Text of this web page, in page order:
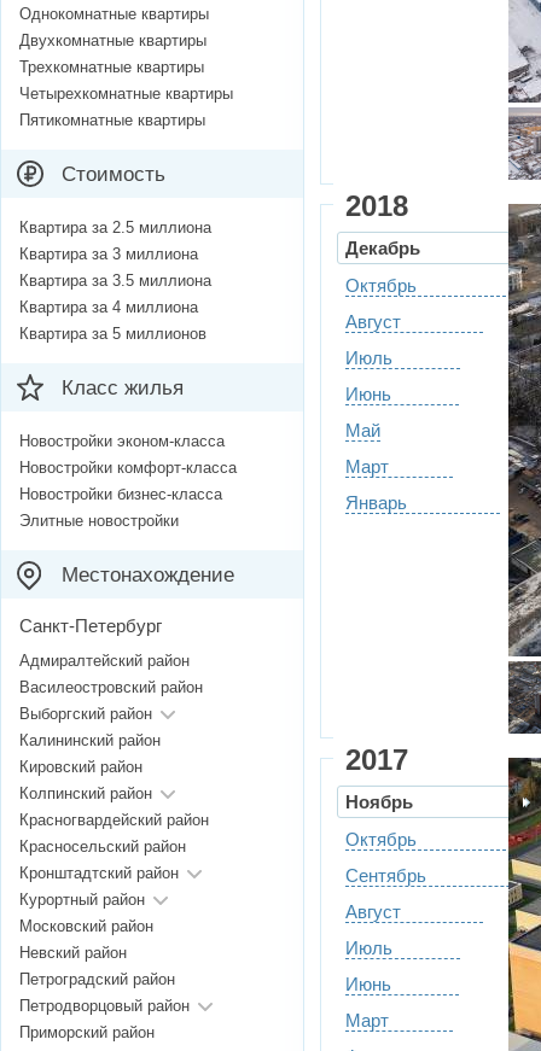
2018
Декабрь
Октябрь
Август
Июль
Июнь
Май
Март
Январь
2017
Ноябрь
Октябрь
Сентябрь
Август
Июль
Июнь
Март
Однокомнатные квартиры
Двухкомнатные квартиры
Трехкомнатные квартиры
Четырехкомнатные квартиры
Пятикомнатные квартиры
Стоимость
Квартира за 2.5 миллиона
Квартира за 3 миллиона
Квартира за 3.5 миллиона
Квартира за 4 миллиона
Квартира за 5 миллионов
Класс жилья
Новостройки эконом-класса
Новостройки комфорт-класса
Новостройки бизнес-класса
Элитные новостройки
Местонахождение
Санкт-Петербург
Адмиралтейский район
Василеостровский район
Выборгский район
Калининский район
Кировский район
Колпинский район
Красногвардейский район
Красносельский район
Кронштадтский район
Курортный район
Московский район
Невский район
Петроградский район
Петродворцовый район
Приморский район